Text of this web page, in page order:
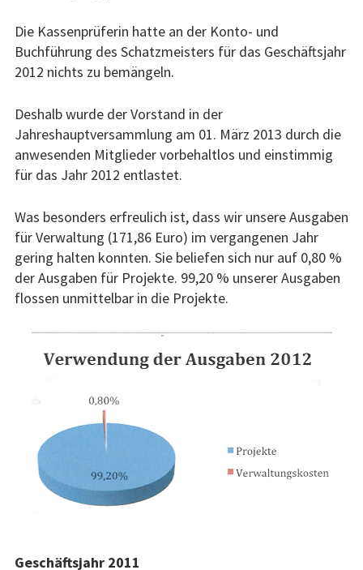
Die Kassenprüferin hatte an der Konto- und
Buchführung des Schatzmeisters für das Geschäftsjahr
2012 nichts zu bemängeln.
Deshalb wurde der Vorstand in der
Jahreshauptversammlung am 01. März 2013 durch die
anwesenden Mitglieder vorbehaltlos und einstimmig
für das Jahr 2012 entlastet.
Was besonders erfreulich ist, dass wir unsere Ausgaben
für Verwaltung (171,86 Euro) im vergangenen Jahr
gering halten konnten. Sie beliefen sich nur auf 0,80 %
der Ausgaben für Projekte. 99,20 % unserer Ausgaben
flossen unmittelbar in die Projekte.
Geschäftsjahr 2011